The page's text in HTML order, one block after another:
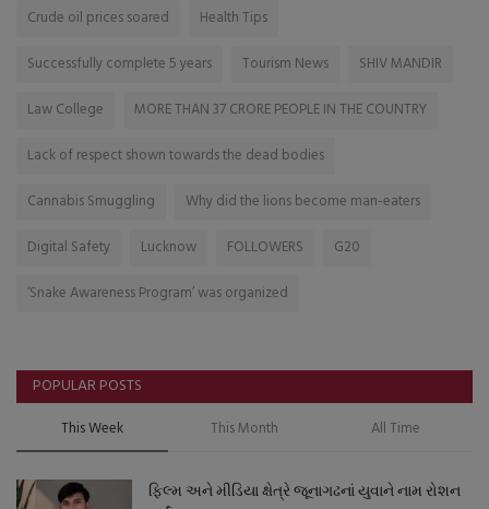
Crude oil prices soared
Health Tips
Successfully complete 5 years
Tourism News
SHIV MANDIR
Law College
MORE THAN 37 CRORE PEOPLE IN THE COUNTRY
Lack of respect shown towards the dead bodies
Cannabis Smuggling
Why did the lions become man-eaters
Digital Safety
Lucknow FOLLOWERS
G20
‘Snake Awareness Program’ was organized
POPULAR POSTS
This Week This Month All Time
ફિલ્મ અને મીડિયા ક્ષેત્રે જૂનાગઢનાં યુવાને નામ રોશન